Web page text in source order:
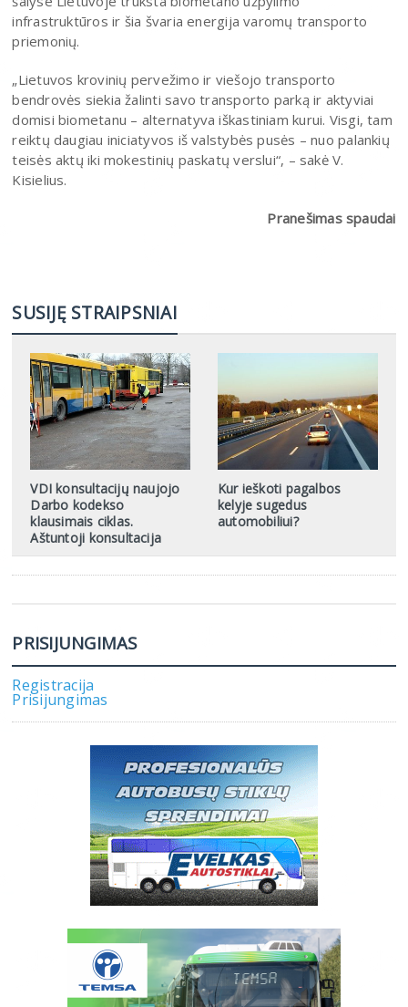
infrastruktūros ir šia švaria energija varomų transporto
priemonių.
„Lietuvos krovinių pervežimo ir viešojo transporto
bendrovės siekia žalinti savo transporto parką ir aktyviai
domisi biometanu – alternatyva iškastiniam kurui. Visgi, tam
reiktų daugiau iniciatyvos iš valstybės pusės – nuo palankių
teisės aktų iki mokestinių paskatų verslui“, – sakė V.
Kisielius.
Pranešimas spaudai
SUSIJĘ STRAIPSNIAI
VDI konsultacijų naujojo
Darbo kodekso
klausimais ciklas.
Aštuntoji konsultacija
Kur ieškoti pagalbos
kelyje sugedus
automobiliui?
PRISIJUNGIMAS
Registracija
Prisijungimas